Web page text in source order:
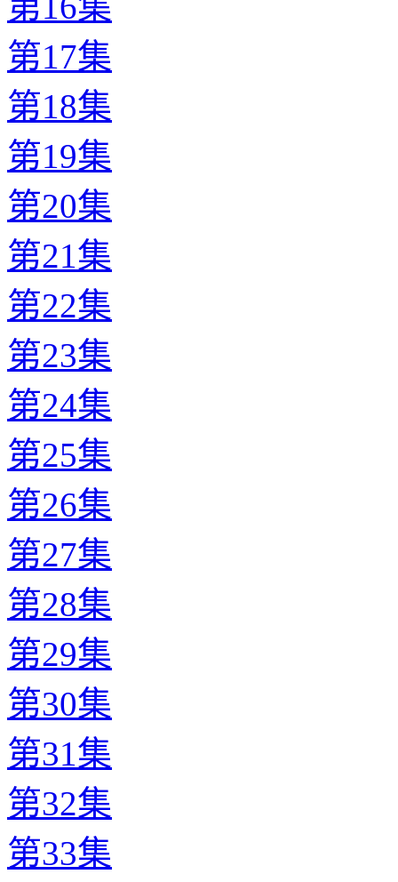
第17集
第18集
第19集
第20集
第21集
第22集
第23集
第24集
第25集
第26集
第27集
第28集
第29集
第30集
第31集
第32集
第33集